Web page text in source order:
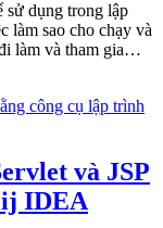
sử dụng trong lập
làm sao cho chạy và
làm và tham gia…
và JSP
IDEA